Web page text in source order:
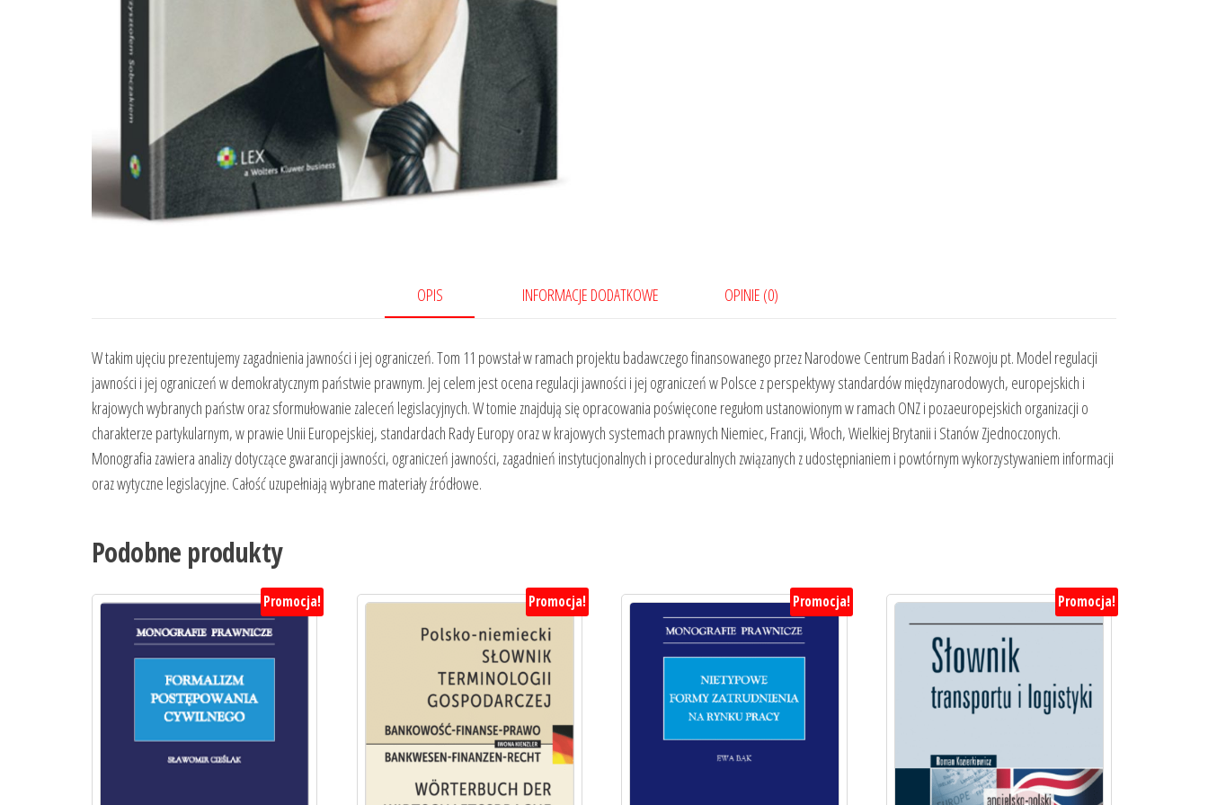
OPIS INFORMACJE DODATKOWE OPINIE (0)
W takim ujęciu prezentujemy zagadnienia jawności i jej ograniczeń. Tom 11 powstał w ramach projektu badawczego finansowanego przez Narodowe Centrum Badań i Rozwoju pt. Model regulacji
jawności i jej ograniczeń w demokratycznym państwie prawnym. Jej celem jest ocena regulacji jawności i jej ograniczeń w Polsce z perspektywy standardów międzynarodowych, europejskich i
krajowych wybranych państw oraz sformułowanie zaleceń legislacyjnych. W tomie znajdują się opracowania poświęcone regułom ustanowionym w ramach ONZ i pozaeuropejskich organizacji o
charakterze partykularnym, w prawie Unii Europejskiej, standardach Rady Europy oraz w krajowych systemach prawnych Niemiec, Francji, Włoch, Wielkiej Brytanii i Stanów Zjednoczonych.
Monografia zawiera analizy dotyczące gwarancji jawności, ograniczeń jawności, zagadnień instytucjonalnych i proceduralnych związanych z udostępnianiem i powtórnym wykorzystywaniem informacji
oraz wytyczne legislacyjne. Całość uzupełniają wybrane materiały źródłowe.
Podobne produkty
Promocja! Promocja! Promocja! Promocja!